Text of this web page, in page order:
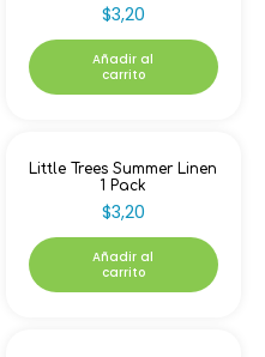
$3,20
Añadir al
carrito
Little Trees Summer Linen
1 Pack
$3,20
Añadir al
carrito